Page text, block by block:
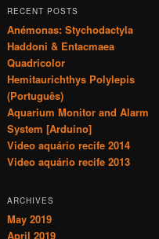
r
h
RECENT POSTS
Anémonas: Stychodactyla
Haddoni & Entacmaea
Quadricolor
Hemitaurichthys Polylepis
(Português)
Aquarium Monitor and Alarm
System [Arduino]
Video aquário recife 2014
Video aquário recife 2013
ARCHIVES
May 2019
April 2019